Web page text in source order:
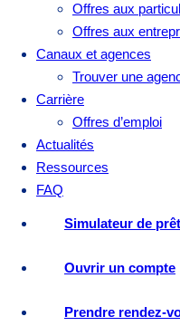
Offres aux
Offres aux
Canaux et agences
Trouver une
Carrière
Offres d’emploi
Actualités
Ressources
FAQ
Simulateur de prêt
Ouvrir un compte
Prendre rendez-